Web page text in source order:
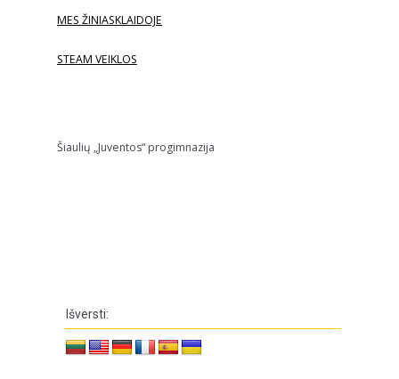
MES ŽINIASKLAIDOJE
STEAM VEIKLOS
Šiaulių „Juventos“ progimnazija
Išversti: